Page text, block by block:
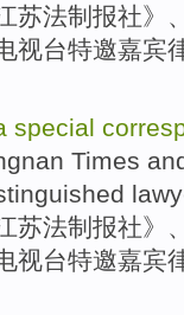
苏法制 报社》
视台特邀嘉宾
special
Times
苏法制 报社》
视台特邀嘉宾